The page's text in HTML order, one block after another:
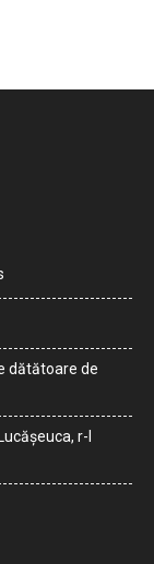
dătătoare de
r-l